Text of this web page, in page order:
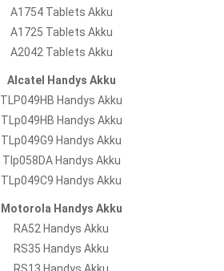
A1754 Tablets Akku
A1725 Tablets Akku
A2042 Tablets Akku
Alcatel Handys Akku
TLP049HB Handys Akku
TLp049HB Handys Akku
TLp049G9 Handys Akku
Tlp058DA Handys Akku
TLp049C9 Handys Akku
Motorola Handys Akku
RA52 Handys Akku
RS35 Handys Akku